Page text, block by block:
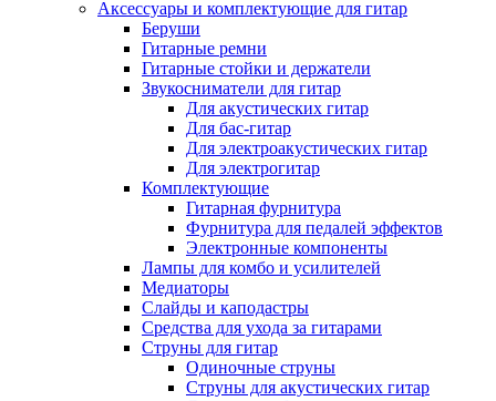
Аксессуары и комплектующие для гитар
Беруши
Гитарные ремни
Гитарные стойки и держатели
Звукосниматели для гитар
Для акустических гитар
Для бас-гитар
Для электроакустических гитар
Для электрогитар
Комплектующие
Гитарная фурнитура
Фурнитура для педалей эффектов
Электронные компоненты
Лампы для комбо и усилителей
Медиаторы
Слайды и каподастры
Средства для ухода за гитарами
Струны для гитар
Одиночные струны
Струны для акустических гитар